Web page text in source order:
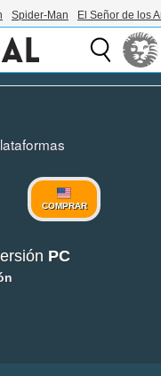
Spider-Man El Señor de los
COMPRAR
PC